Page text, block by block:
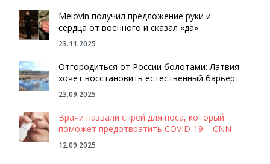
Melovin получил предложение руки и
сердца от военного и сказал «да»
23.11.2025
Отгородиться от России болотами: Латвия
хочет восстановить естественный барьер
23.09.2025
Врачи назвали спрей для носа, который
поможет предотвратить COVID-19 – CNN
12.09.2025